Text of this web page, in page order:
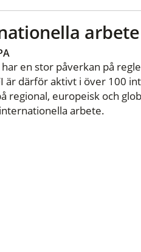
arbete
en stor påverkan på
är därför aktivt i över 100
europeisk och
arbete.